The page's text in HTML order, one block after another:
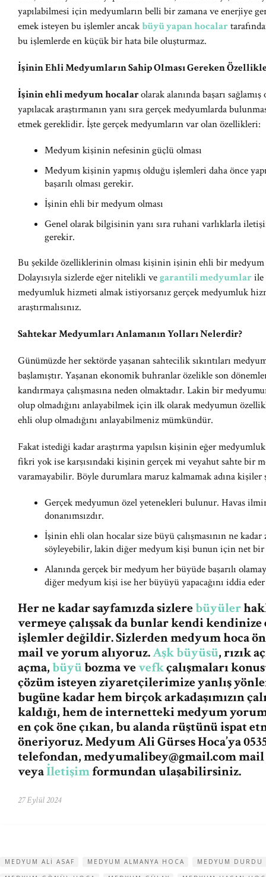
yapılabilmesi için medyumların belli bir zamana ve enerjiye
emek isteyen bu işlemler ancakbüyü yapan hocalar
bu işlemlerde en küçük bir hata bile oluşturmaz.
İşinin Ehli Medyumların Sahip Olması Gereken
İşinin ehli medyum hocalarolarak alanında başarı
yapılacak araştırmanın yanı sıra gerçek medyumlarda
etmek gereklidir. İşte gerçek medyumların var olan özellikleri:
Medyum kişinin nefesinin güçlü olması
Medyum kişinin yapmış olduğu işlemleri daha önce
başarılı olması gerekir.
İşinin ehli bir medyum olması
Genel olarak bilgisinin yanı sıra ruhani varlıklarla
gerekir.
Bu şekilde özelliklerinin olması kişinin işinin ehli bir
Dolayısıyla sizlerde eğer nitelikli vegarantili medyumlarile
medyumluk hizmeti almak istiyorsanız gerçek medyumluk
araştırmalısınız.
Sahtekar Medyumları Anlamanın Yolları Nelerdir?
Günümüzde her sektörde yaşanan sahtecilik sıkıntıları
başlamıştır. Yaşanan ekonomik buhranlar özelikle son
kandırmaya çalışmasına neden olmaktadır. Lakin bir
olup olmadığını anlayabilmek için ilk olarak medyumun
ehli olup olmadığını anlayabilmeniz mümkündür.
Fakat istediği kadar araştırma yapılsın kişinin eğer
fikri yok ise karşısındaki kişinin gerçek mi veyahut sahte bir
varamayabilir. Böyle durumlara maruz kalmamak adına
Gerçek medyumun özel yetenekleri bulunur. Havas
donanımsızdır.
İşinin ehli olan hocalar size büyü çalışmasının ne kadar
söyleyebilir, lakin diğer medyum kişi bunun için net
Alanında gerçek bir medyum her büyüde başarılı
diğer medyum kişi ise her büyüyü yapacağını iddia
Her ne kadar sayfamızda sizlerebüyüler
vermeye çalışsak da bunlar kendi
işlemler değildir. Sizlerden medyum hoca
mail ve yorum alıyoruz.Aşk büyüsü, rızık
açma,büyübozma vevefkçalışmaları
çözüm isteyen ziyaretçilerimize yanlış
bugüne kadar hem birçok arkadaşımızın
kaldığı, hem de internetteki medyum
en çok öne çıkan, bu alanda rüştünü ispat
öneriyoruz. Medyum Ali Gürses Hoca’ya
telefondan,medyumalibey@gmail.commail
veyaİletişimformundan ulaşabilirsiniz.
27 Eylül 2024
MEDYUM ALI ASAF MEDYUM ALMANYA HOCA
MEDYUM DURDU